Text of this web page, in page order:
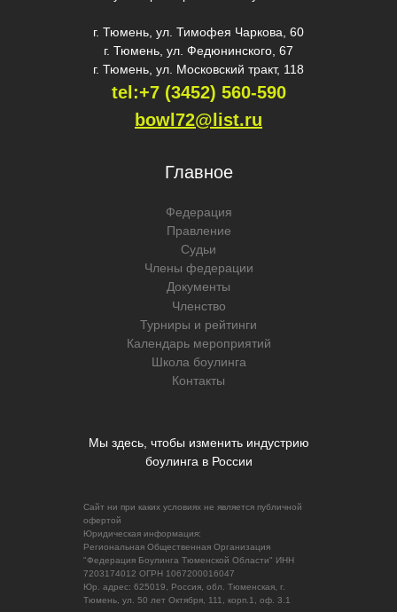
Сайт ни при каких условиях не является публичной
офертой
Юридическая информация:
Региональная Общественная Организация
"Федерация Боулинга Тюменской Области" ИНН
7203174012 ОГРН 1067200016047
Юр. адрес: 625019, Россия, обл. Тюменская, г.
Тюмень, ул. 50 лет Октября, 111, корп.1, оф. 3.1
г. Тюмень, ул. Тимофея Чаркова, 60
г. Тюмень, ул. Федюнинского, 67
г. Тюмень, ул. Московский тракт, 118
tel:+7 (3452) 560-590
bowl72@list.ru
Мы здесь, чтобы изменить индустрию
боулинга в России
Главное
Федерация
Правление
Судьи
Члены федерации
Документы
Членство
Турниры и рейтинги
Календарь мероприятий
Школа боулинга
Контакты